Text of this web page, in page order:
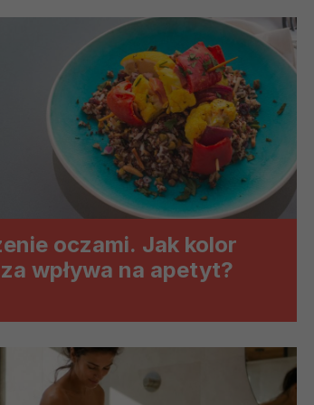
oczami. Jak kolor
wpływa na apetyt?
administratorów jest tzw.
podmiotów trzecich będzie odbywać się